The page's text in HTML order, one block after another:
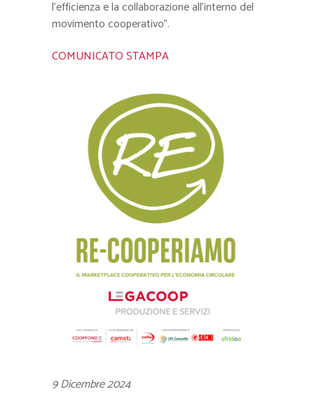
l’efficienza e la collaborazione all’interno del
movimento cooperativo”.
COMUNICATO STAMPA
9 Dicembre 2024